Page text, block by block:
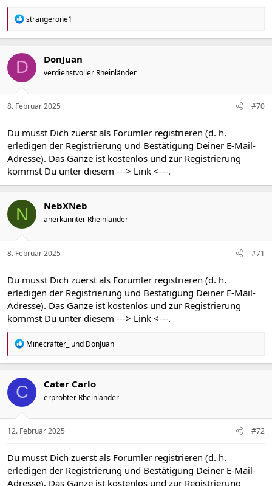
R
a
t
i
e
n
strangerone1
D DonJuan
verdienstvoller Rheinländer
8. Februar 2025 #70
Du musst Dich zuerst als Forumler registrieren (d. h.
erledigen der Registrierung und Bestätigung Deiner E-Mail-
Adresse). Das Ganze ist kostenlos und zur Registrierung
kommst Du unter diesem ---> Link <---.
N NebXNeb
anerkannter Rheinländer
8. Februar 2025 #71
Du musst Dich zuerst als Forumler registrieren (d. h.
erledigen der Registrierung und Bestätigung Deiner E-Mail-
Adresse). Das Ganze ist kostenlos und zur Registrierung
kommst Du unter diesem ---> Link <---.
R
a
t
i
e
n
Minecrafter_ und DonJuan
C Cater Carlo
erprobter Rheinländer
12. Februar 2025 #72
Du musst Dich zuerst als Forumler registrieren (d. h.
erledigen der Registrierung und Bestätigung Deiner E-Mail-
Adresse). Das Ganze ist kostenlos und zur Registrierung